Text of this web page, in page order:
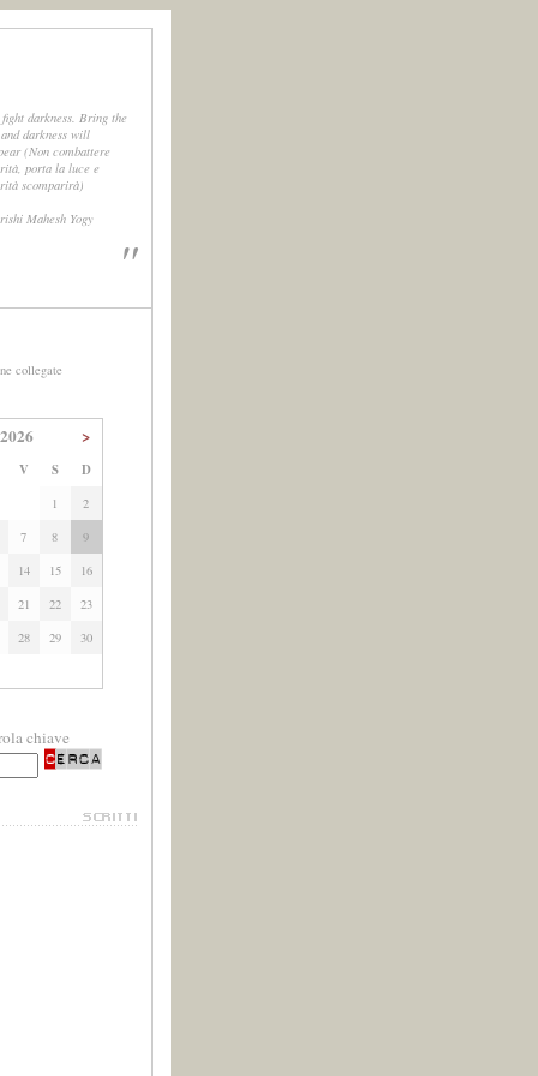
darkness. Bring the
darkness will
(Non combattere
porta la luce e
scomparirà)
Mahesh Yogy
"
collegate
>
V S D
1
2
7 8
9
14 15
16
21 22
23
28 29
30
chiave